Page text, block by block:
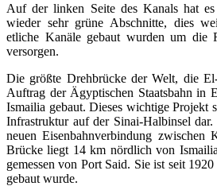
Auf der linken Seite des Kanals hat
wieder sehr grüne Abschnitte, dies
etliche Kanäle gebaut wurden um die
versorgen.
Die größte Drehbrücke der Welt, die
Auftrag der Ägyptischen Staatsbahn in
Ismailia gebaut. Dieses wichtige Projekt
Infrastruktur auf der Sinai-Halbinsel
neuen Eisenbahnverbindung
Brücke liegt 14 km nördlich von
gemessen von Port Said. Sie ist seit
gebaut wurde.